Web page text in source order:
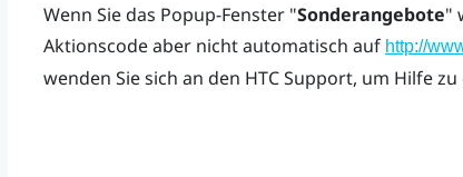
Wenn Sie das Popup-Fenster "‍Sonderangebote"‍
Aktionscode aber nicht automatisch auf http://
wenden Sie sich an den HTC Support, um Hilfe